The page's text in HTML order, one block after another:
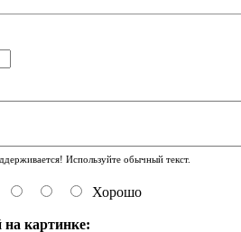
Используйте обычный текст.
Хорошо
на картинке: